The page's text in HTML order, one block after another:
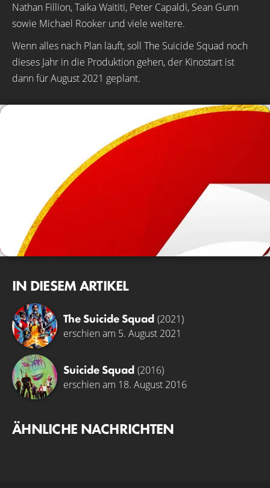
Nathan Fillion, Taika Waititi, Peter Capaldi, Sean Gunn
sowie Michael Rooker und viele weitere.
Wenn alles nach Plan läuft, soll The Suicide Squad noch
dieses Jahr in die Produktion gehen, der Kinostart ist
dann für August 2021 geplant.
IN DIESEM ARTIKEL
The Suicide Squad (2021)
erschien am 5. August 2021
Suicide Squad (2016)
erschien am 18. August 2016
ÄHNLICHE NACHRICHTEN